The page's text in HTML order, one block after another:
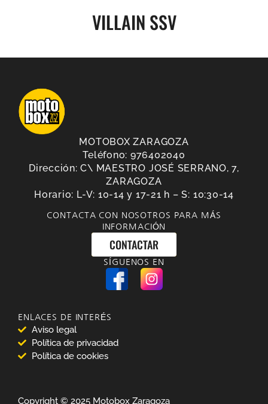
VILLAIN SSV
MOTOBOX ZARAGOZA
Teléfono: 976402040
Dirección: C\ MAESTRO JOSÉ SERRANO, 7,
ZARAGOZA
Horario: L-V: 10-14 y 17-21 h – S: 10:30-14
CONTACTA CON NOSOTROS PARA MÁS
INFORMACIÓN
CONTACTAR
SÍGUENOS EN
ENLACES DE INTERÉS
Aviso legal
Política de privacidad
Política de cookies
Copyright © 2025 Motobox Zaragoza